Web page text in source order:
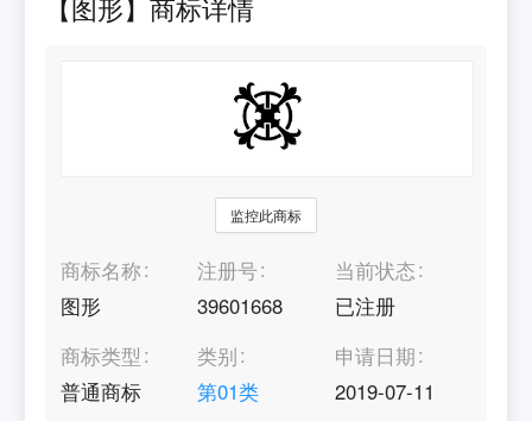
【图形】商标详情
监控此商标
商标名称
图形
注册号
39601668
当前状态
已注册
商标类型
普通商标
类别
第01类
申请日期
2019-07-11